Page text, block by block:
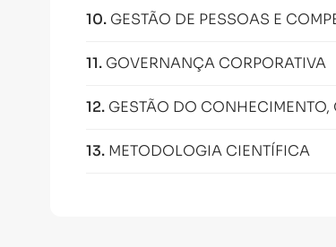
10. GESTÃO DE PESSOAS E
11. GOVERNANÇA CORPORATIVA
12. GESTÃO DO
13. METODOLOGIA CIENTÍFICA